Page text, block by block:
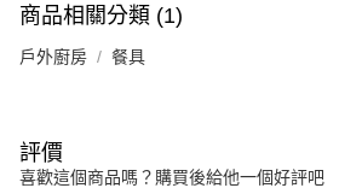
商品相關分類 (1)
戶外廚房 餐具
評價
喜歡這個商品嗎？購買後給他一個好評吧